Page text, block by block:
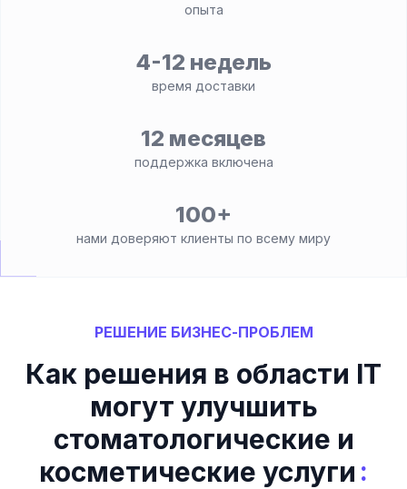
опыта
4-12 недель
время доставки
12 месяцев
поддержка включена
100+
нами доверяют клиенты по всему миру
РЕШЕНИЕ БИЗНЕС-ПРОБЛЕМ
Как решения в области IT
могут улучшить
стоматологические и
косметические услуги :